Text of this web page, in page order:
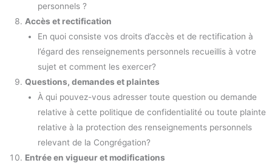
personnels ?
Accès et rectification
En quoi consiste vos droits d’accès et de rectification à
l’égard des renseignements personnels recueillis à votre
sujet et comment les exercer?
Questions, demandes et plaintes
À qui pouvez-vous adresser toute question ou demande
relative à cette politique de confidentialité ou toute plainte
relative à la protection des renseignements personnels
relevant de la Congrégation?
Entrée en vigueur et modifications